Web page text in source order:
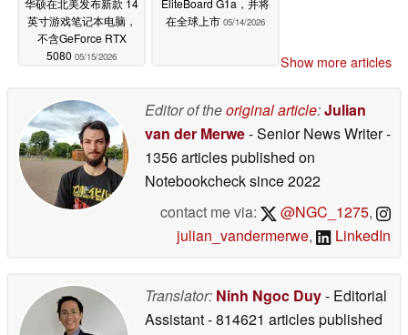
英寸游戏笔记本电脑，
不含GeForce RTX
5080 05/15/2026
在全球上市 05/14/2026
Show more articles
Editor of theoriginal article:Julian
van der Merwe- Senior News Writer-
1356 articles published on
Notebookchecksince 2022
contact me via:
@NGC_1275,
julian_vandermerwe, LinkedIn
Translator: Ninh Ngoc Duy- Editorial
Assistant- 814621 articles published